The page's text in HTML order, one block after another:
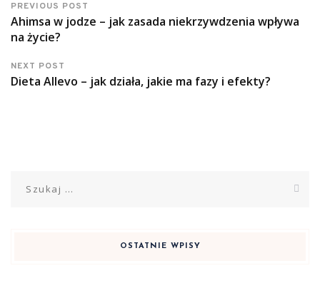
PREVIOUS POST
Ahimsa w jodze – jak zasada niekrzywdzenia wpływa
na życie?
NEXT POST
Dieta Allevo – jak działa, jakie ma fazy i efekty?
OSTATNIE WPISY